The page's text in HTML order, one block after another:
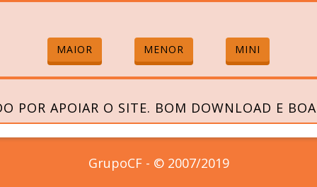
MAIOR MENOR MINI
POR APOIAR O SITE. BOM DOWNLOAD E BOA
GrupoCF - © 2007/2019